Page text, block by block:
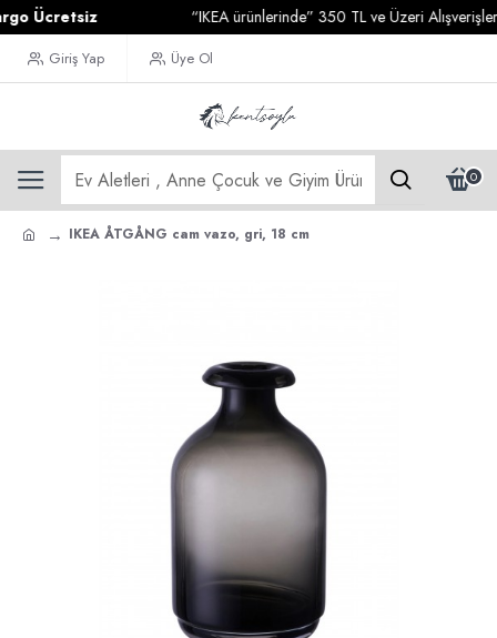
“IKEA ürünlerinde” 350 TL ve Üzeri
Giriş Yap Üye Ol
0
IKEA ÅTGÅNG cam vazo, gri, 18 cm